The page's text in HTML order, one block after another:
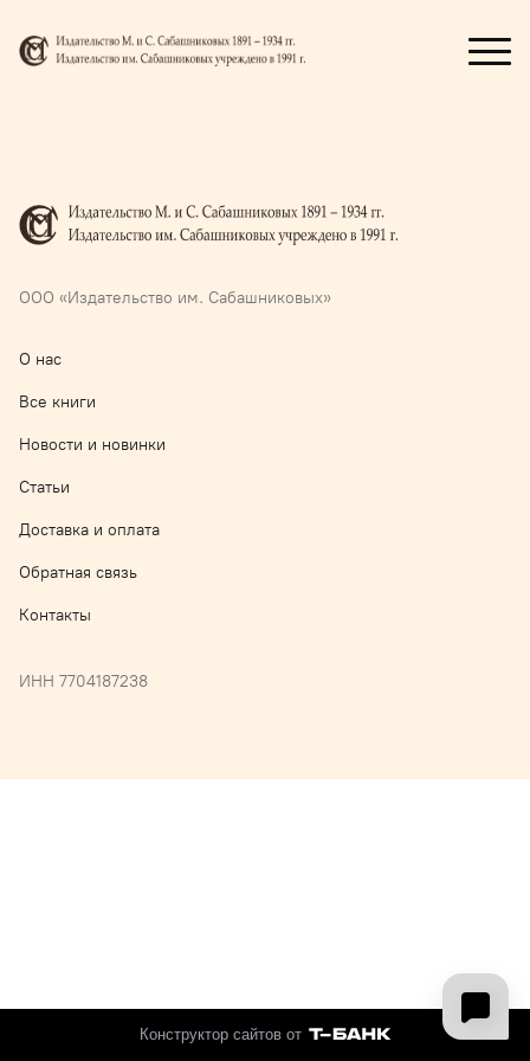
ООО «Издательство им. Сабашниковых»
О нас
Все книги
Новости и новинки
Статьи
Доставка и оплата
Обратная связь
Контакты
ИНН 7704187238
Конструктор сайтов от